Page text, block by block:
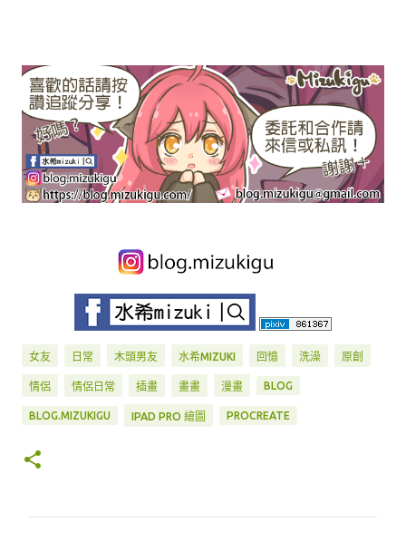
女友 日常 木頭男友 水希MIZUKI 回憶 洗澡 原創
情侶 情侶日常 插畫 畫畫 漫畫 BLOG
BLOG.MIZUKIGU IPAD PRO 繪圖 PROCREATE